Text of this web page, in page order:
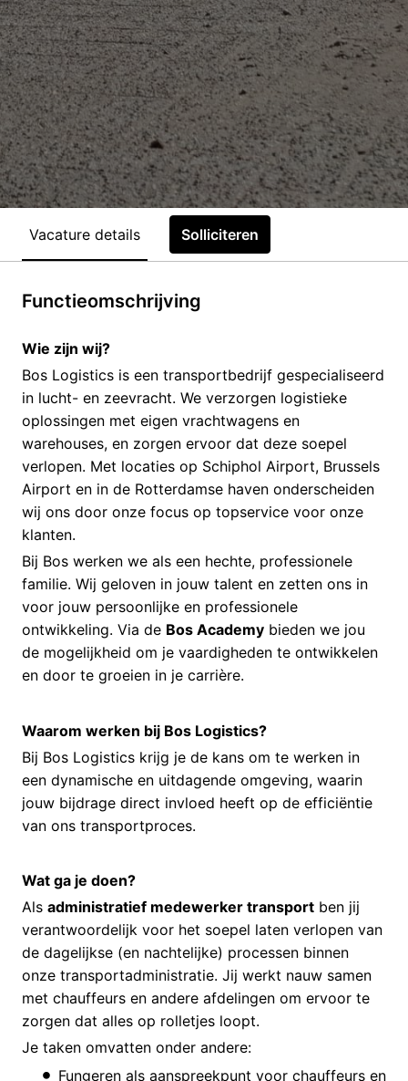
Vacature details Solliciteren
Functieomschrijving
Wie zijn wij?
Bos Logistics is een transportbedrijf gespecialiseerd
in lucht- en zeevracht. We verzorgen logistieke
oplossingen met eigen vrachtwagens en
warehouses, en zorgen ervoor dat deze soepel
verlopen. Met locaties op Schiphol Airport, Brussels
Airport en in de Rotterdamse haven onderscheiden
wij ons door onze focus op topservice voor onze
klanten.
Bij Bos werken we als een hechte, professionele
familie. Wij geloven in jouw talent en zetten ons in
voor jouw persoonlijke en professionele
ontwikkeling. Via de Bos Academy bieden we jou
de mogelijkheid om je vaardigheden te ontwikkelen
en door te groeien in je carrière.
Waarom werken bij Bos Logistics?
Bij Bos Logistics krijg je de kans om te werken in
een dynamische en uitdagende omgeving, waarin
jouw bijdrage direct invloed heeft op de efficiëntie
van ons transportproces.
Wat ga je doen?
Als administratief medewerker transport ben jij
verantwoordelijk voor het soepel laten verlopen van
de dagelijkse (en nachtelijke) processen binnen
onze transportadministratie. Jij werkt nauw samen
met chauffeurs en andere afdelingen om ervoor te
zorgen dat alles op rolletjes loopt.
Je taken omvatten onder andere:
Fungeren als aanspreekpunt voor chauffeurs en